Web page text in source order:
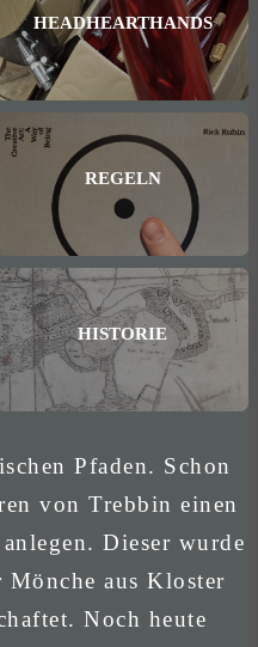
HEADHEARTHANDS
REGELN
HISTORIE
Pfaden. Schon
von Trebbin einen
Dieser wurde
Mönche aus Kloster
Noch heute